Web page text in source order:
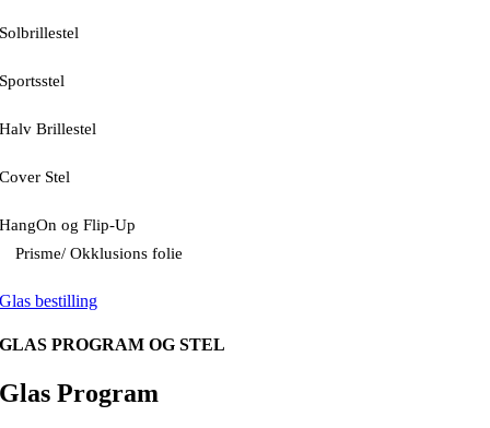
Solbrillestel
Sportsstel
Halv Brillestel
Cover Stel
HangOn og Flip-Up
Prisme/ Okklusions folie
Glas bestilling
GLAS PROGRAM OG STEL
Glas Program